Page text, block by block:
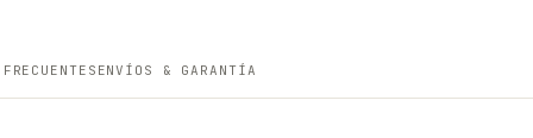
ENVÍOS & GARANTÍA